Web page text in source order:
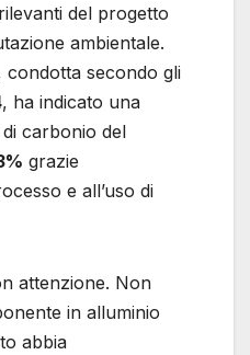
del progetto
ambientale.
condotta secondo gli
, ha indicato una
carbonio del
grazie
e all’uso di
attenzione. Non
in alluminio
abbia